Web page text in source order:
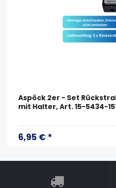
Aspöck 2er - Set
mit Halter, Art. 15-5434-
6,95 € *